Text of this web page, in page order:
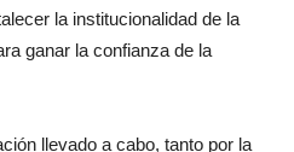
la institucionalidad de la
ganar la confianza de la
llevado a cabo, tanto por la